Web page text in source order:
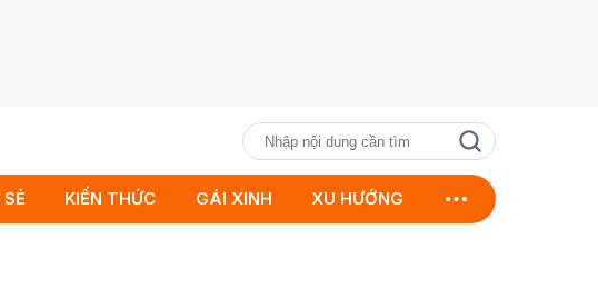
KIẾN THỨC GÁI XINH XU HƯỚNG